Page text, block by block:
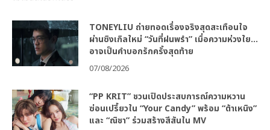
TONEYLIU ถ่ายทอดเรื่องจริงสุดสะเทือนใจ
ผ่านซิงเกิลใหม่ “วันที่ฝนพรำ” เมื่อความห่วงใย…
อาจเป็นคำบอกรักครั้งสุดท้าย
07/08/2026
“PP KRIT” ชวนเปิดประสบการณ์ความหวาน
ซ่อนเปรี้ยวใน “Your Candy” พร้อม “ต้าเหนิง”
และ “ณิชา” ร่วมสร้างสีสันใน MV